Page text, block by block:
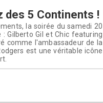
des 5 Continents !
la soirée du samedi 20
Gilberto Gil et Chic featuring
comme l'ambassadeur de la
est une véritable icône